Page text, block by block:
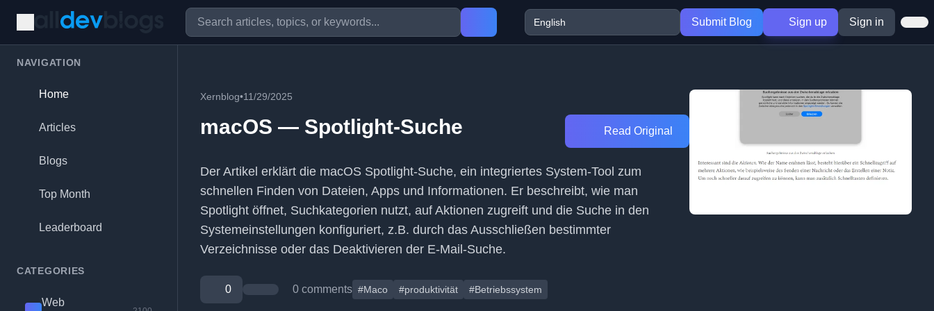
Submit Blog Sign up Sign in
NAVIGATION
Home
Articles
Blogs
Top Month
Leaderboard
CATEGORIES
Web
Xernblog•11/29/2025
macOS — Spotlight-Suche Read Original
Der Artikel erklärt die macOS Spotlight-Suche, ein integriertes System-Tool zum
schnellen Finden von Dateien, Apps und Informationen. Er beschreibt, wie man
Spotlight öffnet, Suchkategorien nutzt, auf Aktionen zugreift und die Suche in den
Systemeinstellungen konfiguriert, z.B. durch das Ausschließen bestimmter
Verzeichnisse oder das Deaktivieren der E-Mail-Suche.
0 0 comments #Maco #produktivität #Betriebssystem